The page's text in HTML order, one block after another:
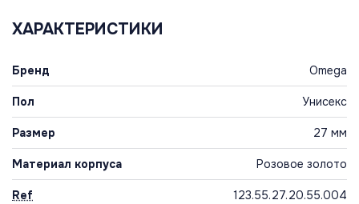
ХАРАКТЕРИСТИКИ
Бренд Omega
Пол Унисекс
Размер 27 мм
Материал корпуса Розовое золото
Ref 123.55.27.20.55.004